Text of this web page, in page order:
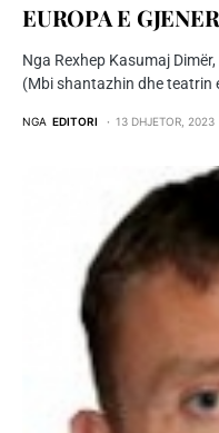
EUROPA E
Nga Rexhep Kasumaj
(Mbi shantazhin dhe teatrin
NGA EDITORI 13 DHJETOR, 2023